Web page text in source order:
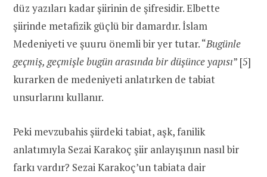
düz yazıları kadar şiirinin de şifresidir. Elbette
şiirinde metafizik güçlü bir damardır. İslam
Medeniyeti ve şuuru önemli bir yer tutar. “Bugünle
geçmiş, geçmişle bugün arasında bir düşünce yapısı” [5]
kurarken de medeniyeti anlatırken de tabiat
unsurlarını kullanır.
Peki mevzubahis şiirdeki tabiat, aşk, fanilik
anlatımıyla Sezai Karakoç şiir anlayışının nasıl bir
farkı vardır? Sezai Karakoç’un tabiata dair